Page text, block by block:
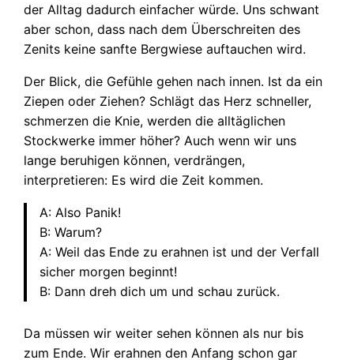
der Alltag dadurch einfacher würde. Uns schwant
aber schon, dass nach dem Überschreiten des
Zenits keine sanfte Bergwiese auftauchen wird.
Der Blick, die Gefühle gehen nach innen. Ist da ein
Ziepen oder Ziehen? Schlägt das Herz schneller,
schmerzen die Knie, werden die alltäglichen
Stockwerke immer höher? Auch wenn wir uns
lange beruhigen können, verdrängen,
interpretieren: Es wird die Zeit kommen.
A: Also Panik!
B: Warum?
A: Weil das Ende zu erahnen ist und der Verfall
sicher morgen beginnt!
B: Dann dreh dich um und schau zurück.
Da müssen wir weiter sehen können als nur bis
zum Ende. Wir erahnen den Anfang schon gar